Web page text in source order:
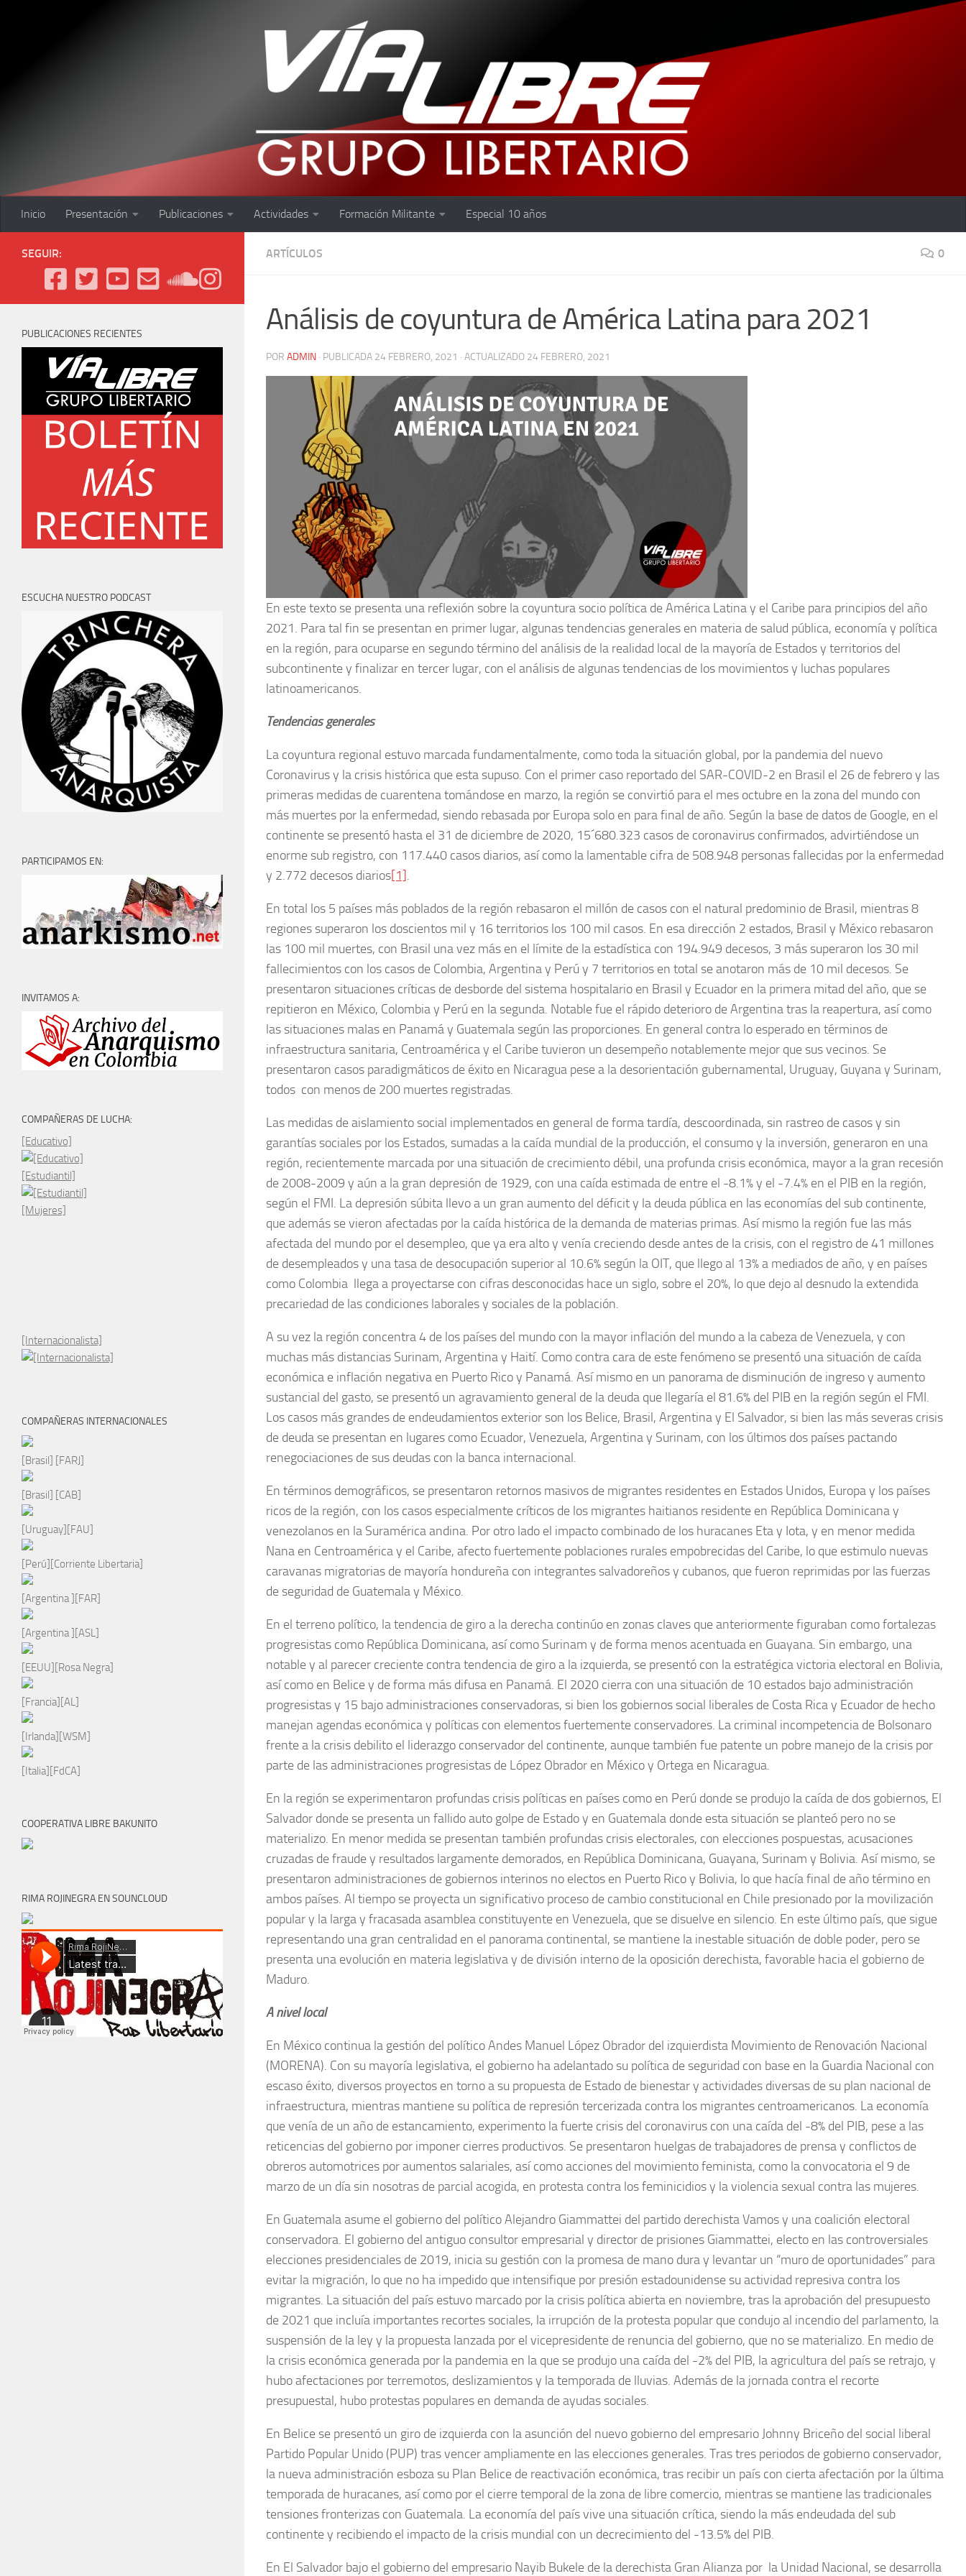
Inicio Presentación Publicaciones Actividades Formación Militante Especial 10 años
ARTÍCULOS 0
Análisis de coyuntura de América Latina para 2021
POR ADMIN · PUBLICADA 24 FEBRERO, 2021 · ACTUALIZADO 24 FEBRERO, 2021
En este texto se presenta una reflexión sobre la coyuntura socio política de América Latina y el Caribe para principios del año
2021. Para tal fin se presentan en primer lugar, algunas tendencias generales en materia de salud pública, economía y política
en la región, para ocuparse en segundo término del análisis de la realidad local de la mayoría de Estados y territorios del
subcontinente y finalizar en tercer lugar, con el análisis de algunas tendencias de los movimientos y luchas populares
latinoamericanos.
Tendencias generales
La coyuntura regional estuvo marcada fundamentalmente, como toda la situación global, por la pandemia del nuevo
Coronavirus y la crisis histórica que esta supuso. Con el primer caso reportado del SAR-COVID-2 en Brasil el 26 de febrero y las
primeras medidas de cuarentena tomándose en marzo, la región se convirtió para el mes octubre en la zona del mundo con
más muertes por la enfermedad, siendo rebasada por Europa solo en para final de año. Según la base de datos de Google, en el
continente se presentó hasta el 31 de diciembre de 2020, 15´680.323 casos de coronavirus confirmados, advirtiéndose un
enorme sub registro, con 117.440 casos diarios, así como la lamentable cifra de 508.948 personas fallecidas por la enfermedad
y 2.772 decesos diarios[1].
En total los 5 países más poblados de la región rebasaron el millón de casos con el natural predominio de Brasil, mientras 8
regiones superaron los doscientos mil y 16 territorios los 100 mil casos. En esa dirección 2 estados, Brasil y México rebasaron
las 100 mil muertes, con Brasil una vez más en el límite de la estadística con 194.949 decesos, 3 más superaron los 30 mil
fallecimientos con los casos de Colombia, Argentina y Perú y 7 territorios en total se anotaron más de 10 mil decesos. Se
presentaron situaciones críticas de desborde del sistema hospitalario en Brasil y Ecuador en la primera mitad del año, que se
repitieron en México, Colombia y Perú en la segunda. Notable fue el rápido deterioro de Argentina tras la reapertura, así como
las situaciones malas en Panamá y Guatemala según las proporciones. En general contra lo esperado en términos de
infraestructura sanitaria, Centroamérica y el Caribe tuvieron un desempeño notablemente mejor que sus vecinos. Se
presentaron casos paradigmáticos de éxito en Nicaragua pese a la desorientación gubernamental, Uruguay, Guyana y Surinam,
todos con menos de 200 muertes registradas.
Las medidas de aislamiento social implementados en general de forma tardía, descoordinada, sin rastreo de casos y sin
garantías sociales por los Estados, sumadas a la caída mundial de la producción, el consumo y la inversión, generaron en una
región, recientemente marcada por una situación de crecimiento débil, una profunda crisis económica, mayor a la gran recesión
de 2008-2009 y aún a la gran depresión de 1929, con una caída estimada de entre el -8.1% y el -7.4% en el PIB en la región,
según el FMI. La depresión súbita llevo a un gran aumento del déficit y la deuda pública en las economías del sub continente,
que además se vieron afectadas por la caída histórica de la demanda de materias primas. Así mismo la región fue las más
afectada del mundo por el desempleo, que ya era alto y venía creciendo desde antes de la crisis, con el registro de 41 millones
de desempleados y una tasa de desocupación superior al 10.6% según la OIT, que llego al 13% a mediados de año, y en países
como Colombia llega a proyectarse con cifras desconocidas hace un siglo, sobre el 20%, lo que dejo al desnudo la extendida
precariedad de las condiciones laborales y sociales de la población.
A su vez la región concentra 4 de los países del mundo con la mayor inflación del mundo a la cabeza de Venezuela, y con
muchas más distancias Surinam, Argentina y Haití. Como contra cara de este fenómeno se presentó una situación de caída
económica e inflación negativa en Puerto Rico y Panamá. Así mismo en un panorama de disminución de ingreso y aumento
sustancial del gasto, se presentó un agravamiento general de la deuda que llegaría el 81.6% del PIB en la región según el FMI.
Los casos más grandes de endeudamientos exterior son los Belice, Brasil, Argentina y El Salvador, si bien las más severas crisis
de deuda se presentan en lugares como Ecuador, Venezuela, Argentina y Surinam, con los últimos dos países pactando
renegociaciones de sus deudas con la banca internacional.
En términos demográficos, se presentaron retornos masivos de migrantes residentes en Estados Unidos, Europa y los países
ricos de la región, con los casos especialmente críticos de los migrantes haitianos residente en República Dominicana y
venezolanos en la Suramérica andina. Por otro lado el impacto combinado de los huracanes Eta y Iota, y en menor medida
Nana en Centroamérica y el Caribe, afecto fuertemente poblaciones rurales empobrecidas del Caribe, lo que estimulo nuevas
caravanas migratorias de mayoría hondureña con integrantes salvadoreños y cubanos, que fueron reprimidas por las fuerzas
de seguridad de Guatemala y México.
En el terreno político, la tendencia de giro a la derecha continúo en zonas claves que anteriormente figuraban como fortalezas
progresistas como República Dominicana, así como Surinam y de forma menos acentuada en Guayana. Sin embargo, una
notable y al parecer creciente contra tendencia de giro a la izquierda, se presentó con la estratégica victoria electoral en Bolivia,
así como en Belice y de forma más difusa en Panamá. El 2020 cierra con una situación de 10 estados bajo administración
progresistas y 15 bajo administraciones conservadoras, si bien los gobiernos social liberales de Costa Rica y Ecuador de hecho
manejan agendas económica y políticas con elementos fuertemente conservadores. La criminal incompetencia de Bolsonaro
frente a la crisis debilito el liderazgo conservador del continente, aunque también fue patente un pobre manejo de la crisis por
parte de las administraciones progresistas de López Obrador en México y Ortega en Nicaragua.
En la región se experimentaron profundas crisis políticas en países como en Perú donde se produjo la caída de dos gobiernos, El
Salvador donde se presenta un fallido auto golpe de Estado y en Guatemala donde esta situación se planteó pero no se
materializo. En menor medida se presentan también profundas crisis electorales, con elecciones pospuestas, acusaciones
cruzadas de fraude y resultados largamente demorados, en República Dominicana, Guayana, Surinam y Bolivia. Así mismo, se
presentaron administraciones de gobiernos interinos no electos en Puerto Rico y Bolivia, lo que hacía final de año término en
ambos países. Al tiempo se proyecta un significativo proceso de cambio constitucional en Chile presionado por la movilización
popular y la larga y fracasada asamblea constituyente en Venezuela, que se disuelve en silencio. En este último país, que sigue
representando una gran centralidad en el panorama continental, se mantiene la inestable situación de doble poder, pero se
presenta una evolución en materia legislativa y de división interno de la oposición derechista, favorable hacia el gobierno de
Maduro.
A nivel local
En México continua la gestión del político Andes Manuel López Obrador del izquierdista Movimiento de Renovación Nacional
(MORENA). Con su mayoría legislativa, el gobierno ha adelantado su política de seguridad con base en la Guardia Nacional con
escaso éxito, diversos proyectos en torno a su propuesta de Estado de bienestar y actividades diversas de su plan nacional de
infraestructura, mientras mantiene su política de represión tercerizada contra los migrantes centroamericanos. La economía
que venía de un año de estancamiento, experimento la fuerte crisis del coronavirus con una caída del -8% del PIB, pese a las
reticencias del gobierno por imponer cierres productivos. Se presentaron huelgas de trabajadores de prensa y conflictos de
obreros automotrices por aumentos salariales, así como acciones del movimiento feminista, como la convocatoria el 9 de
marzo de un día sin nosotras de parcial acogida, en protesta contra los feminicidios y la violencia sexual contra las mujeres.
En Guatemala asume el gobierno del político Alejandro Giammattei del partido derechista Vamos y una coalición electoral
conservadora. El gobierno del antiguo consultor empresarial y director de prisiones Giammattei, electo en las controversiales
elecciones presidenciales de 2019, inicia su gestión con la promesa de mano dura y levantar un “muro de oportunidades” para
evitar la migración, lo que no ha impedido que intensifique por presión estadounidense su actividad represiva contra los
migrantes. La situación del país estuvo marcado por la crisis política abierta en noviembre, tras la aprobación del presupuesto
de 2021 que incluía importantes recortes sociales, la irrupción de la protesta popular que condujo al incendio del parlamento, la
suspensión de la ley y la propuesta lanzada por el vicepresidente de renuncia del gobierno, que no se materializo. En medio de
la crisis económica generada por la pandemia en la que se produjo una caída del -2% del PIB, la agricultura del país se retrajo, y
hubo afectaciones por terremotos, deslizamientos y la temporada de lluvias. Además de la jornada contra el recorte
presupuestal, hubo protestas populares en demanda de ayudas sociales.
En Belice se presentó un giro de izquierda con la asunción del nuevo gobierno del empresario Johnny Briceño del social liberal
Partido Popular Unido (PUP) tras vencer ampliamente en las elecciones generales. Tras tres periodos de gobierno conservador,
la nueva administración esboza su Plan Belice de reactivación económica, tras recibir un país con cierta afectación por la última
temporada de huracanes, así como por el cierre temporal de la zona de libre comercio, mientras se mantiene las tradicionales
tensiones fronterizas con Guatemala. La economía del país vive una situación crítica, siendo la más endeudada del sub
continente y recibiendo el impacto de la crisis mundial con un decrecimiento del -13.5% del PIB.
En El Salvador bajo el gobierno del empresario Nayib Bukele de la derechista Gran Alianza por la Unidad Nacional, se desarrolla
SEGUIR:
PUBLICACIONES RECIENTES
ESCUCHA NUESTRO PODCAST
PARTICIPAMOS EN:
INVITAMOS A:
COMPAÑERAS DE LUCHA:
[Educativo]
[Estudiantil]
[Mujeres]
[Internacionalista]
COMPAÑERAS INTERNACIONALES
[Brasil] [FARJ]
[Brasil] [CAB]
[Uruguay][FAU]
[Perú][Corriente Libertaria]
[Argentina ][FAR]
[Argentina ][ASL]
[EEUU][Rosa Negra]
[Francia][AL]
[Irlanda][WSM]
[Italia][FdCA]
COOPERATIVA LIBRE BAKUNITO
RIMA ROJINEGRA EN SOUNCLOUD